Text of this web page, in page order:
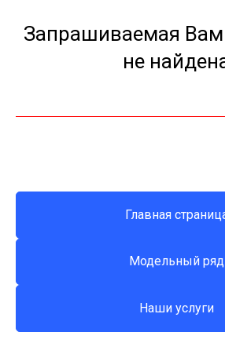
Запрашиваемая
не
Главная
Модельный ряд
Наши услуги